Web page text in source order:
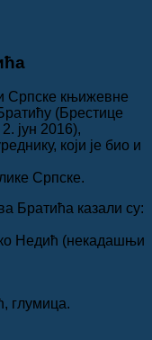
Српске књижевне
(Брестице
јун 2016),
који је био и
Српске.
Братића казали су:
Недић (некадашњи
глумица.